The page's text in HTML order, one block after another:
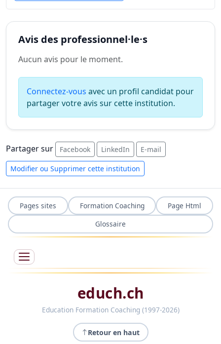
Avis des professionnel·le·s
Aucun avis pour le moment.
Connectez-vous avec un profil candidat pour
partager votre avis sur cette institution.
Partager sur Facebook LinkedIn E-mail
Modifier ou Supprimer cette institution
Pages sites Formation Coaching
Page Html
Glossaire
educh.ch
Education Formation Coaching (1997-2026)
Retour en haut